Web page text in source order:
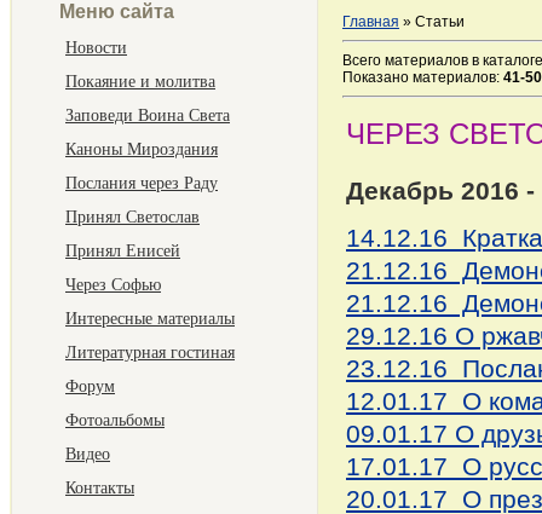
Меню сайта
Новости
Покаяние и молитва
Заповеди Воина Света
Каноны Мироздания
Послания через Раду
Принял Светослав
Принял Енисей
Через Софью
Интересные материалы
Литературная гостиная
Форум
Фотоальбомы
Видео
Контакты
Главная » Статьи
Всего материалов в каталоге
Показано материалов: 41-50
ЧЕРЕЗ
Декабрь 2016
14.12.16
21.12.16
21.12.16
29.12.16 О
23.12.16
12.01.17 О
09.01.17 О
17.01.17 О
20.01.17 О